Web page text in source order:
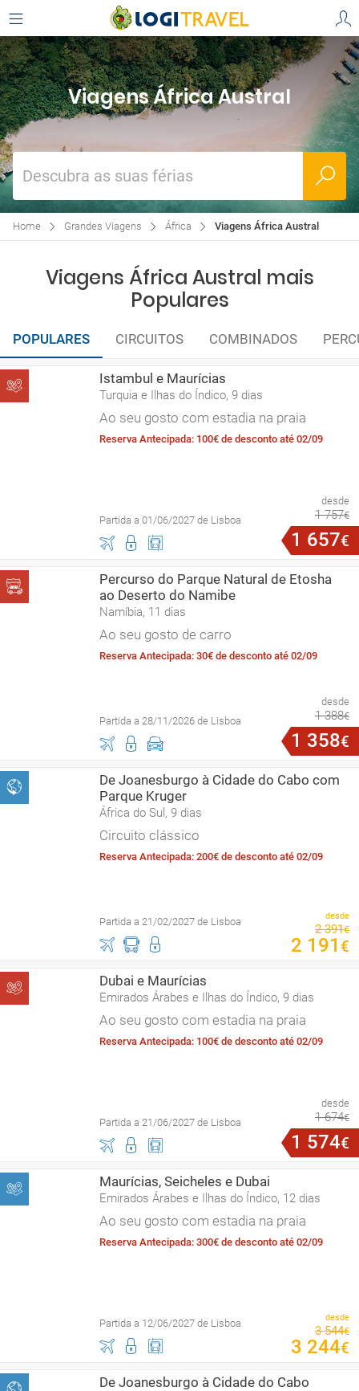
Viagens África Austral
Descubra as suas férias
Home Grandes Viagens África Viagens África Austral
Viagens África Austral mais
Populares
POPULARES CIRCUITOS COMBINADOS
Istambul e Maurícias
Turquia e Ilhas do Índico, 9 dias
Ao seu gosto com estadia na praia
Reserva Antecipada: 100€ de desconto até 02/09
Partida a 01/06/2027 de Lisboa
desde
1 757€
1 657€
Percurso do Parque Natural de Etosha
ao Deserto do Namibe
Namíbia, 11 dias
Ao seu gosto de carro
Reserva Antecipada: 30€ de desconto até 02/09
Partida a 28/11/2026 de Lisboa
desde
1 388€
1 358€
De Joanesburgo à Cidade do Cabo com
Parque Kruger
África do Sul, 9 dias
Circuito clássico
Reserva Antecipada: 200€ de desconto até 02/09
Partida a 21/02/2027 de Lisboa desde
2 391€
2 191 €
Dubai e Maurícias
Emirados Árabes e Ilhas do Índico, 9 dias
Ao seu gosto com estadia na praia
Reserva Antecipada: 100€ de desconto até 02/09
Partida a 21/06/2027 de Lisboa
desde
1 674€
1 574€
Maurícias, Seicheles e Dubai
Emirados Árabes e Ilhas do Índico, 12 dias
Ao seu gosto com estadia na praia
Reserva Antecipada: 300€ de desconto até 02/09
Partida a 12/06/2027 de Lisboa desde
3 544€
3 244€
De Joanesburgo à Cidade do Cabo